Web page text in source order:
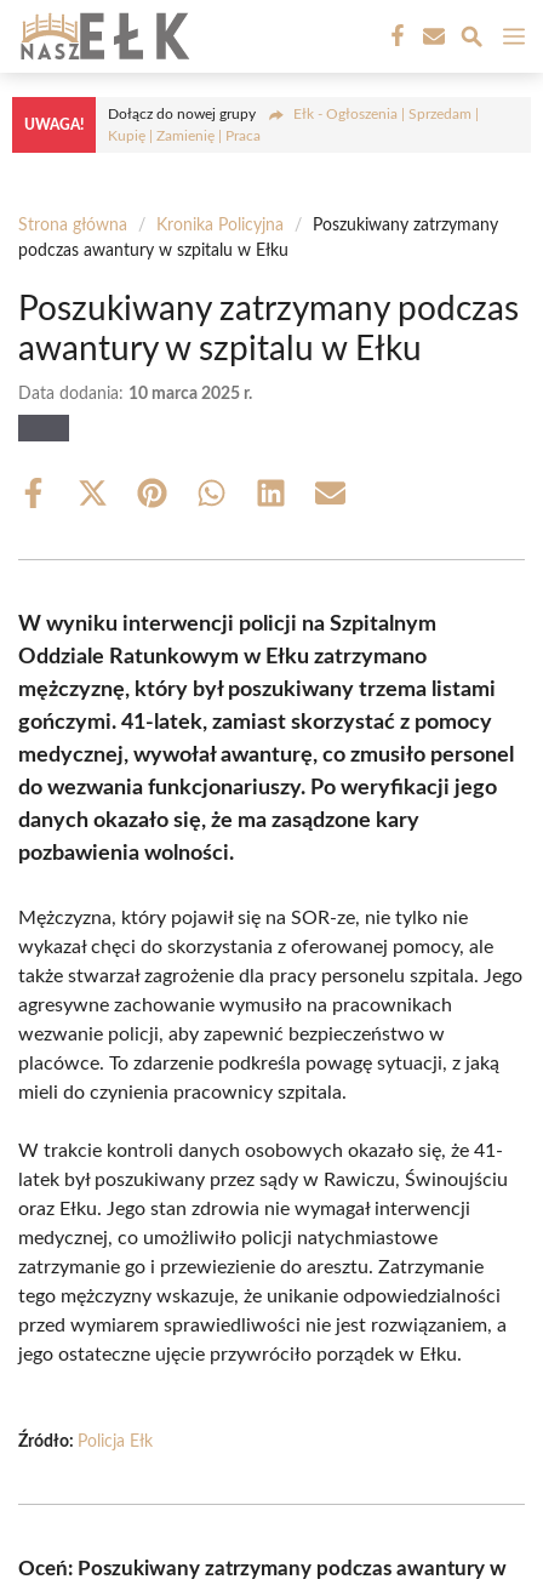
Przejdź
treści
UWAGA!
Dołącz do nowej grupy
Ełk - Ogłoszenia | Sprzedam |
Kupię | Zamienię | Praca
Strona główna / Kronika Policyjna /
Poszukiwany zatrzymany
podczas awantury w szpitalu w Ełku
Poszukiwany zatrzymany podczas
awantury w szpitalu w Ełku
Data dodania: 10 marca 2025 r.
Share
Share
(Twitter)
Share Share Share Share
W wyniku interwencji policji na Szpitalnym
Oddziale Ratunkowym w Ełku zatrzymano
mężczyznę, który był poszukiwany trzema listami
gończymi. 41-latek, zamiast skorzystać z pomocy
medycznej, wywołał awanturę, co zmusiło personel
do wezwania funkcjonariuszy. Po weryfikacji jego
danych okazało się, że ma zasądzone kary
pozbawienia wolności.
Mężczyzna, który pojawił się na SOR-ze, nie tylko nie
wykazał chęci do skorzystania z oferowanej pomocy, ale
także stwarzał zagrożenie dla pracy personelu szpitala. Jego
agresywne zachowanie wymusiło na pracownikach
wezwanie policji, aby zapewnić bezpieczeństwo w
placówce. To zdarzenie podkreśla powagę sytuacji, z jaką
mieli do czynienia pracownicy szpitala.
W trakcie kontroli danych osobowych okazało się, że 41-
latek był poszukiwany przez sądy w Rawiczu, Świnoujściu
oraz Ełku. Jego stan zdrowia nie wymagał interwencji
medycznej, co umożliwiło policji natychmiastowe
zatrzymanie go i przewiezienie do aresztu. Zatrzymanie
tego mężczyzny wskazuje, że unikanie odpowiedzialności
przed wymiarem sprawiedliwości nie jest rozwiązaniem, a
jego ostateczne ujęcie przywróciło porządek w Ełku.
Źródło: Policja Ełk
Oceń: Poszukiwany zatrzymany podczas awantury w